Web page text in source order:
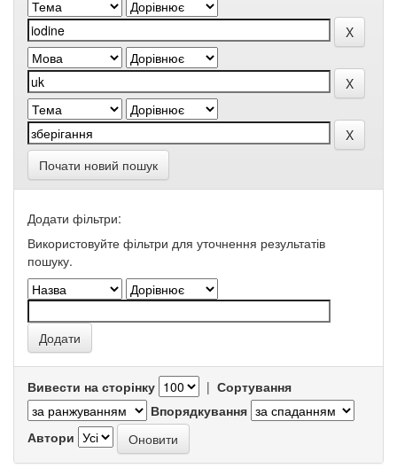
Почати новий пошук
Додати фільтри:
Використовуйте фільтри для уточнення результатів
пошуку.
Вивести на сторінку | Сортування
Впорядкування
Автори